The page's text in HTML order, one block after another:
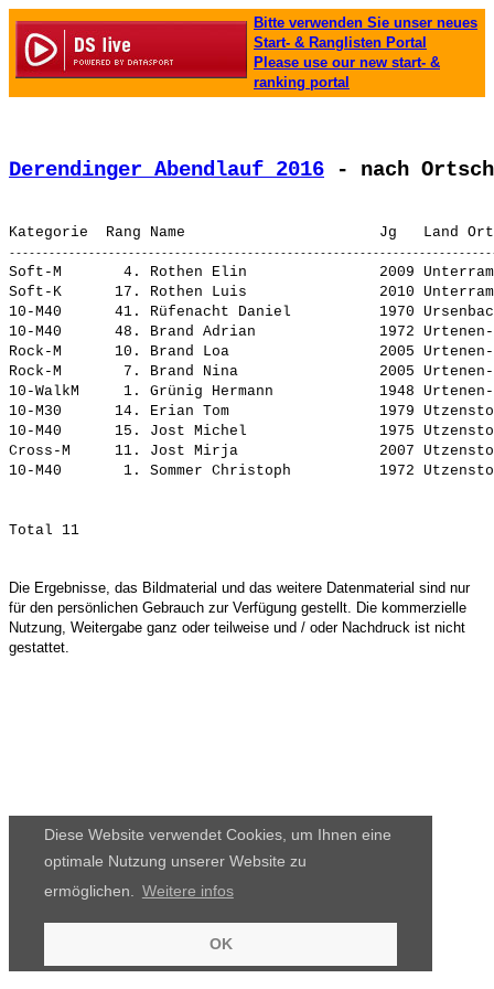
Diese Website verwendet Cookies, um Ihnen eine
optimale Nutzung unserer Website zu
ermöglichen.
Weitere infos
OK
Bitte verwenden Sie unser neues
Start- & Ranglisten Portal
Please use our new start- &
ranking portal
Derendinger Abendlauf 2016 - nach
Soft-M       4. Rothen Elin
2009
Soft-K      17. Rothen Luis
2010
10-M40      41. Rüfenacht Daniel
1970
10-M40      48. Brand Adrian
1972
Rock-M      10. Brand Loa
2005
Rock-M       7. Brand Nina
2005
10-WalkM     1. Grünig Hermann
1948
10-M30      14. Erian Tom
1979
10-M40      15. Jost Michel
1975
Cross-M     11. Jost Mirja
2007
10-M40       1. Sommer Christoph
Die Ergebnisse, das Bildmaterial und das weitere Datenmaterial sind nur
für den persönlichen Gebrauch zur Verfügung gestellt. Die kommerzielle
Nutzung, Weitergabe ganz oder teilweise und / oder Nachdruck ist nicht
gestattet.